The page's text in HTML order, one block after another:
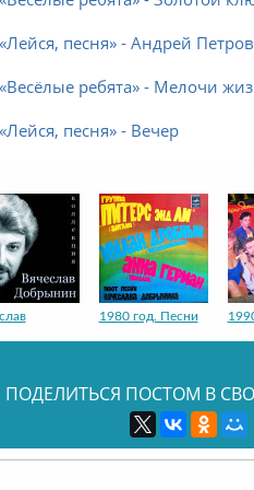
песня» - Андрей
ребята» - Мелочи
песня» - Вечер
1980 год. Песни
ПОДЕЛИТЬСЯ ПОСТОМ В